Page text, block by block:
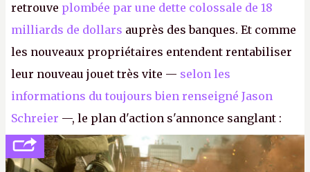
retrouve plombée par une dette colossale de 18
milliards de dollars auprès des banques. Et comme
les nouveaux propriétaires entendent rentabiliser
leur nouveau jouet très vite — selon les
informations du toujours bien renseigné Jason
Schreier —, le plan d'action s'annonce sanglant :
réductions de coûts drastiques, fermetures de
studios et licenciements massifs. En gros, essorer